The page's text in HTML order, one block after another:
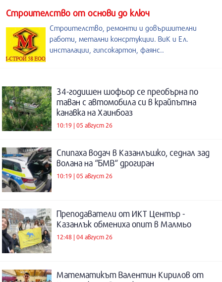
Строителство от основи до ключ
Строителство, ремонти и довършителни
работи, метални консртукции. ВиК и Ел.
инсталации, гипсокартон, фаянс..
34-годишен шофьор се преобърна по
таван с автомобила си в крайпътна
канавка на Хаинбоаз
10:19 | 05 август 26
Спипаха водач в Казанлъшко, седнал зад
волана на “БМВ“ дрогиран
10:19 | 05 август 26
Преподаватели от ИКТ Център -
Казанлък обмениха опит в Малмьо
12:48 | 04 август 26
Математикът Валентин Кирилов от